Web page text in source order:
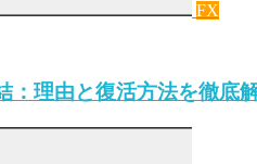
FX
：理由と復活方法を徹底